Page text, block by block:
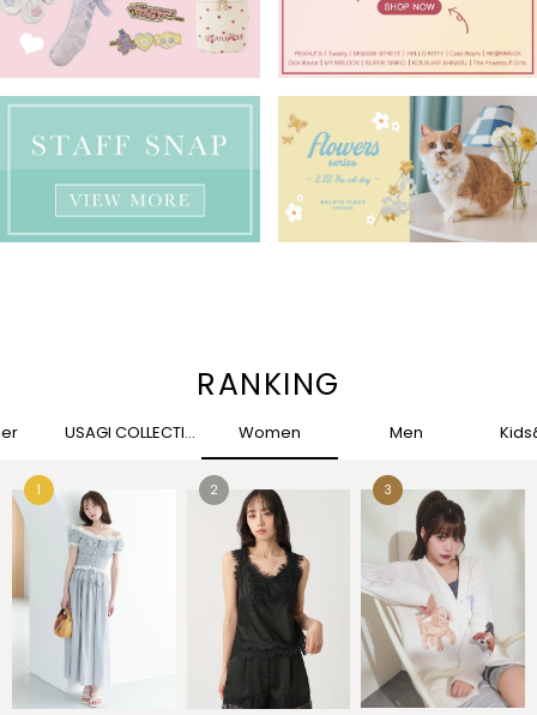
RANKING
USAGI COLLECTION Women Men